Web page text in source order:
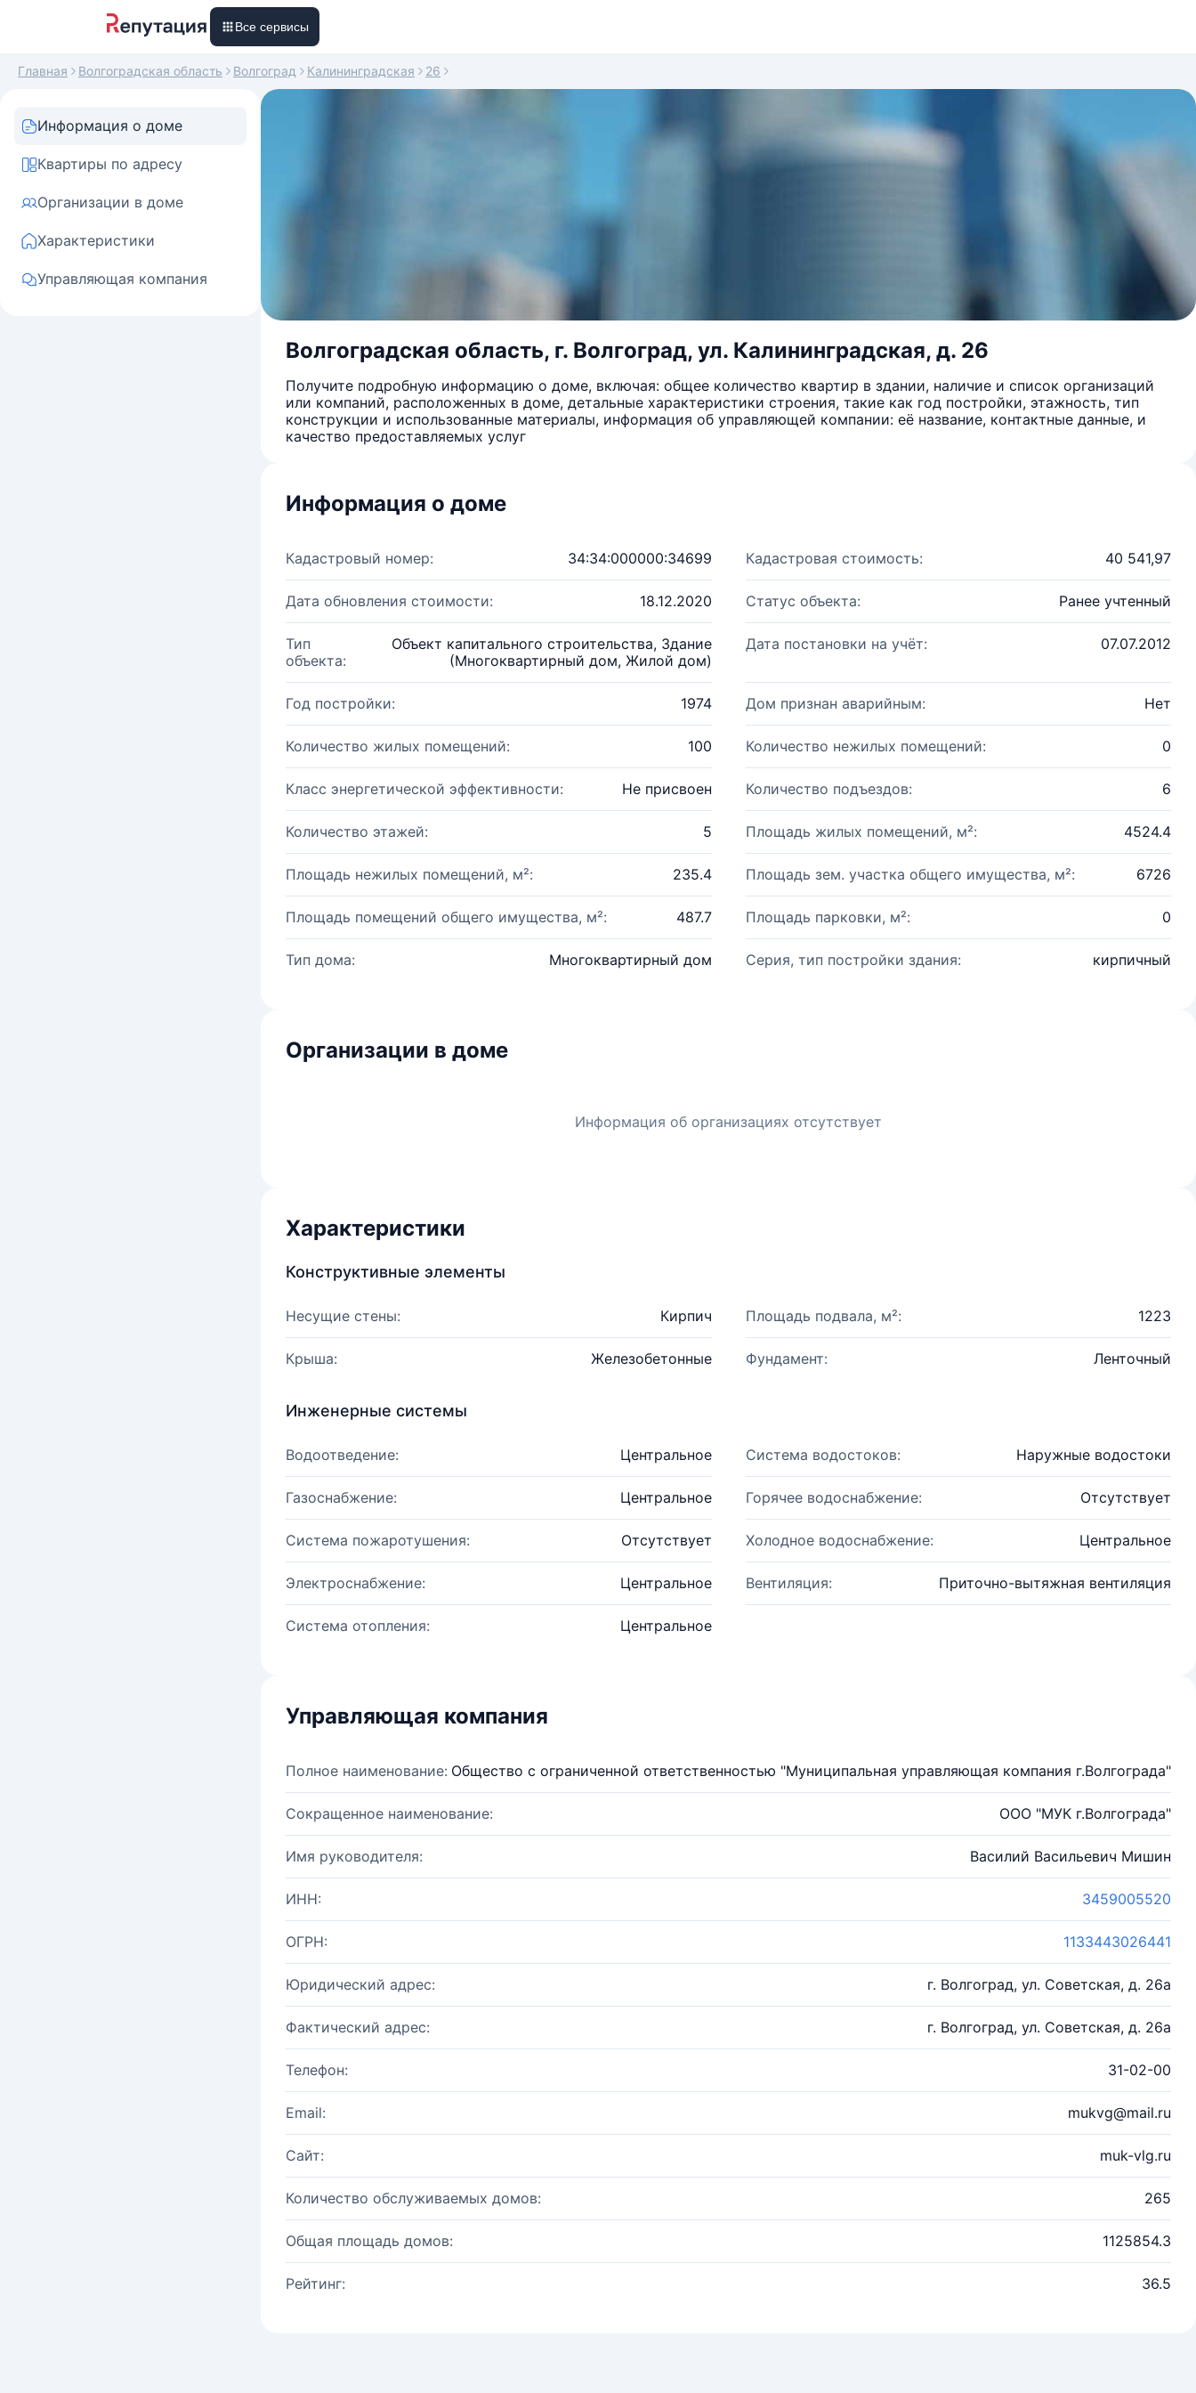
Все сервисы
Главная Волгоградская область Волгоград Калининградская 26
Информация о доме
Квартиры по адресу
Организации в доме
Характеристики
Управляющая компания
Волгоградская область, г. Волгоград, ул. Калининградская, д. 26
Получите подробную информацию о доме, включая: общее количество квартир в здании, наличие и список организаций
или компаний, расположенных в доме, детальные характеристики строения, такие как год постройки, этажность, тип
конструкции и использованные материалы, информация об управляющей компании: её название, контактные данные, и
качество предоставляемых услуг
Информация о доме
Кадастровый номер: 34:34:000000:34699 Кадастровая стоимость: 40 541,97
Дата обновления стоимости: 18.12.2020 Статус объекта: Ранее учтенный
Тип
объекта:
Объект капитального строительства, Здание
(Многоквартирный дом, Жилой дом)
Дата постановки на учёт: 07.07.2012
Год постройки: 1974 Дом признан аварийным: Нет
Количество жилых помещений: 100 Количество нежилых помещений: 0
Класс энергетической эффективности: Не присвоен Количество подъездов: 6
Количество этажей: 5 Площадь жилых помещений, м²: 4524.4
Площадь нежилых помещений, м²: 235.4 Площадь зем. участка общего имущества, м²: 6726
Площадь помещений общего имущества, м²: 487.7 Площадь парковки, м²: 0
Тип дома: Многоквартирный дом Серия, тип постройки здания: кирпичный
Организации в доме
Информация об организациях отсутствует
Характеристики
Конструктивные элементы
Несущие стены: Кирпич Площадь подвала, м²: 1223
Крыша: Железобетонные Фундамент: Ленточный
Инженерные системы
Водоотведение: Центральное Система водостоков: Наружные водостоки
Газоснабжение: Центральное Горячее водоснабжение: Отсутствует
Система пожаротушения: Отсутствует Холодное водоснабжение: Центральное
Электроснабжение: Центральное Вентиляция: Приточно-вытяжная вентиляция
Система отопления: Центральное
Управляющая компания
Полное наименование: Общество с ограниченной ответственностью "Муниципальная управляющая компания г.Волгограда"
Сокращенное наименование: ООО "МУК г.Волгограда"
Имя руководителя: Василий Васильевич Мишин
ИНН: 3459005520
ОГРН: 1133443026441
Юридический адрес: г. Волгоград, ул. Советская, д. 26а
Фактический адрес: г. Волгоград, ул. Советская, д. 26а
Телефон: 31-02-00
Email: mukvg@mail.ru
Сайт: muk-vlg.ru
Количество обслуживаемых домов: 265
Общая площадь домов: 1125854.3
Рейтинг: 36.5